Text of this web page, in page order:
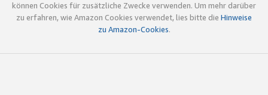
können Cookies für zusätzliche Zwecke verwenden. Um mehr darüber
zu erfahren, wie Amazon Cookies verwendet, lies bitte die Hinweise
zu Amazon-Cookies.